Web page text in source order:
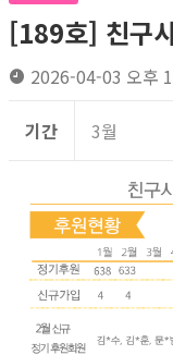
[189호] 친구
2026-04-03 오후
기간 3월